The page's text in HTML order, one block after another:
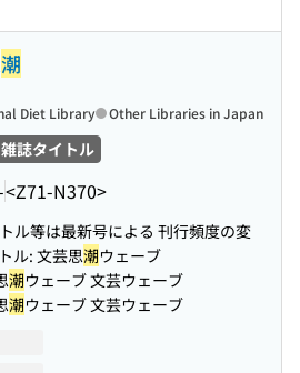
潮
雑誌タイトル
<Z71-N370>
Diet Library Other Libraries in Japan
ル等は最新号による 刊行頻度の変
ル: 文芸思潮ウェーブ
潮ウェーブ 文芸ウェーブ
潮ウェーブ 文芸ウェーブ